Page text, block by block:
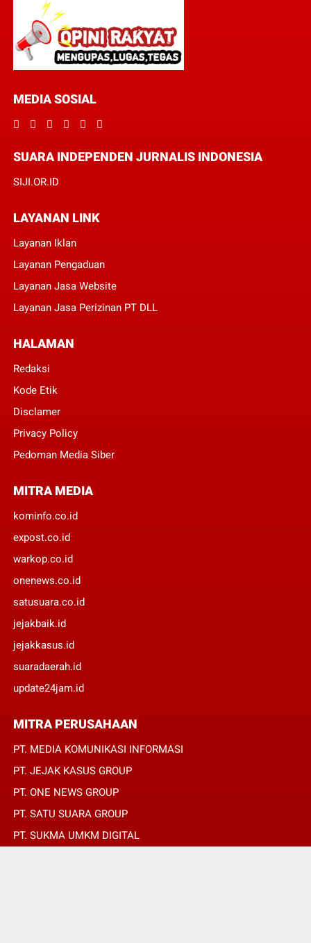
MEDIA SOSIAL
SUARA INDEPENDEN JURNALIS INDONESIA
SIJI.OR.ID
LAYANAN LINK
Layanan Iklan
Layanan Pengaduan
Layanan Jasa Website
Layanan Jasa Perizinan PT DLL
HALAMAN
Redaksi
Kode Etik
Disclamer
Privacy Policy
Pedoman Media Siber
MITRA MEDIA
kominfo.co.id
expost.co.id
warkop.co.id
onenews.co.id
satusuara.co.id
jejakbaik.id
jejakkasus.id
suaradaerah.id
update24jam.id
MITRA PERUSAHAAN
PT. MEDIA KOMUNIKASI INFORMASI
PT. JEJAK KASUS GROUP
PT. ONE NEWS GROUP
PT. SATU SUARA GROUP
PT. SUKMA UMKM DIGITAL